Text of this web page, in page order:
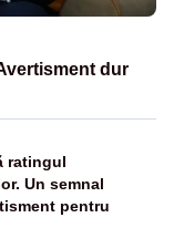
dur
ratingul
Un semnal
pentru